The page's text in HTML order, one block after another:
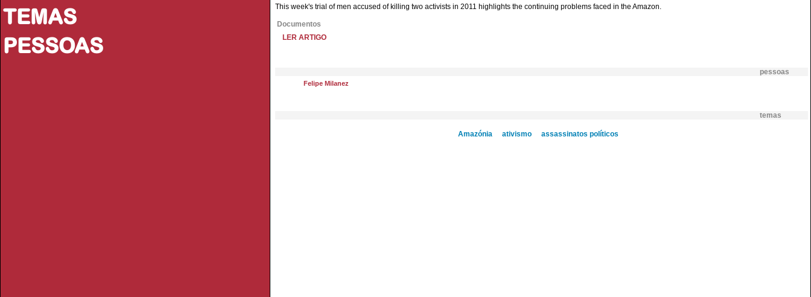
TEMAS
PESSOAS
This week's trial of men accused of killing two activists in 2011 highlights the continuing problems faced in the Amazon.
Documentos
LER ARTIGO
pessoas
Felipe Milanez
temas
Amazónia ativismo assassinatos políticos